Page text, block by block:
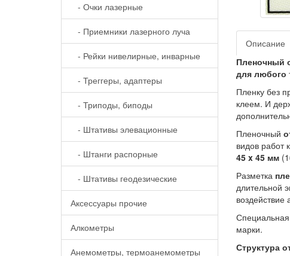
- Очки лазерные
- Приемники лазерного луча
- Рейки нивелирные, инварные
- Треггеры, адаптеры
- Триподы, биподы
- Штативы элевационные
- Штанги распорные
- Штативы геодезические
Аксессуары прочие
Алкометры
Анемометры, термоанемометры
Описание
Пленочный
для любого
Пленку без
клеем. И
Пленочный
видов работ
45 x 45 мм
Разметка
длительной
Специальная
марки.
Структура